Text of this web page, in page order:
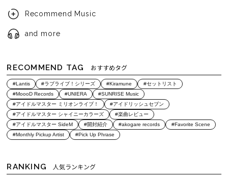
Recommend Music
and more
RECOMMEND TAG おすすめタグ
#Lantis #ラブライブ！シリーズ #Kiramune
#セットリスト
#MoooD Records
#UNIERA
#SUNRISE Music
#アイドルマスター ミリオンライブ！
#アイドリッシュセブン
#アイドルマスター シャイニーカラーズ
#楽曲レビュー
#アイドルマスター SideM
#開封紹介 #akogare records
#Favorite Scene
#Monthly Pickup Artist
#Pick Up Phrase
RANKING 人気ランキング